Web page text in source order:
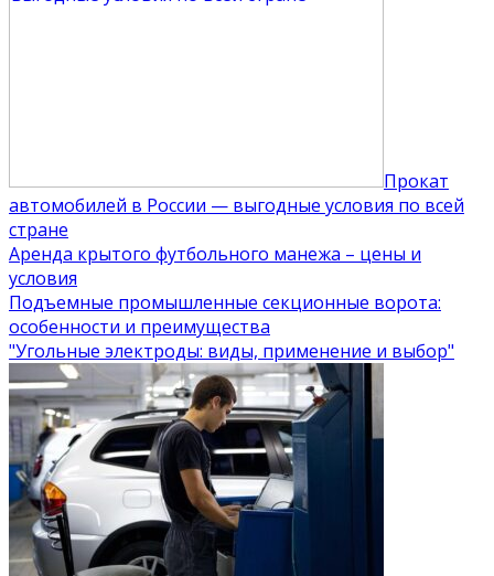
Прокат
автомобилей в России — выгодные условия по всей
стране
Аренда крытого футбольного манежа – цены и
условия
Подъемные промышленные секционные ворота:
особенности и преимущества
"Угольные электроды: виды, применение и выбор"